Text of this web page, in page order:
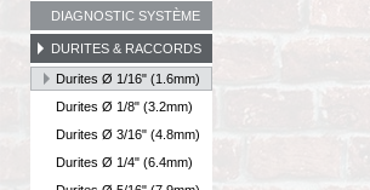
DIAGNOSTIC SYSTÈME
DURITES & RACCORDS
Durites Ø 1/16" (1.6mm)
Durites Ø 1/8" (3.2mm)
Durites Ø 3/16" (4.8mm)
Durites Ø 1/4" (6.4mm)